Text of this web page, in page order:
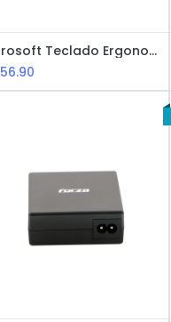
Microsoft Teclado Ergonomico - Cable USB - Black
56.90